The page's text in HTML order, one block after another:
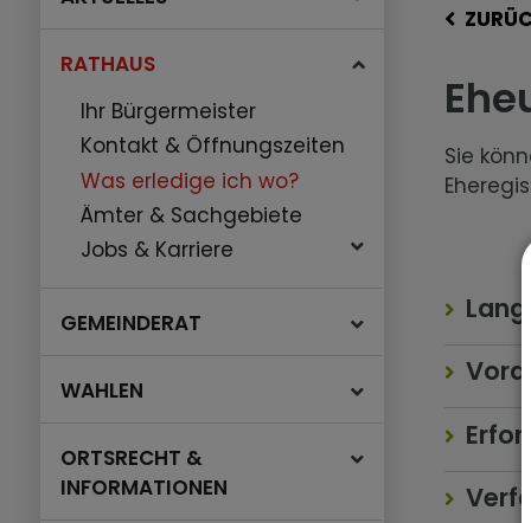
RATHAUS
Ihr Bürgermeister
Kontakt & Öffnungszeiten
Was erledige ich wo?
Ämter & Sachgebiete
Jobs & Karriere
GEMEINDERAT
WAHLEN
ORTSRECHT &
INFORMATIONEN
Sie